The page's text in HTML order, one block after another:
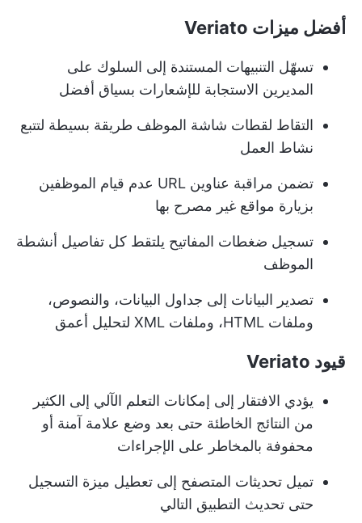
أفضل ميزات Veriato
تسهّل التنبيهات المستندة إلى السلوك على
المديرين الاستجابة للإشعارات بسياق أفضل
التقاط لقطات شاشة الموظف طريقة بسيطة لتتبع
نشاط العمل
تضمن مراقبة عناوين URL عدم قيام الموظفين
بزيارة مواقع غير مصرح بها
تسجيل ضغطات المفاتيح يلتقط كل تفاصيل أنشطة
الموظف
تصدير البيانات إلى جداول البيانات، والنصوص،
وملفات HTML، وملفات XML لتحليل أعمق
قيود Veriato
يؤدي الافتقار إلى إمكانات التعلم الآلي إلى الكثير
من النتائج الخاطئة حتى بعد وضع علامة آمنة أو
محفوفة بالمخاطر على الإجراءات
تميل تحديثات المتصفح إلى تعطيل ميزة التسجيل
حتى تحديث التطبيق التالي